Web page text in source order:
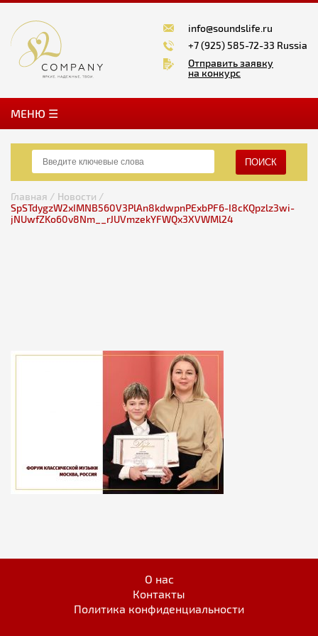
info@soundslife.ru
+7 (925) 585-72-33 Russia
Отправить заявку
на конкурс
MЕНЮ ☰
ПОИСК
Главная / Новости /
SpSTdygzW2xIMNB560V3PlAn8kdwpnPExbPF6-I8cKQpzlz3wi-
jNUwfZKo60v8Nm__rJUVmzekYFWQx3XVWMl24
О нас
Контакты
Политика конфиденциальности